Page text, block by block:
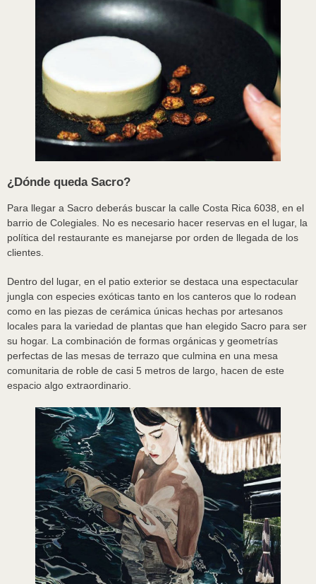
¿Dónde queda Sacro?
Para llegar a Sacro deberás buscar la calle Costa Rica 6038, en el
barrio de Colegiales. No es necesario hacer reservas en el lugar, la
política del restaurante es manejarse por orden de llegada de los
clientes.
Dentro del lugar, en el patio exterior se destaca una espectacular
jungla con especies exóticas tanto en los canteros que lo rodean
como en las piezas de cerámica únicas hechas por artesanos
locales para la variedad de plantas que han elegido Sacro para ser
su hogar. La combinación de formas orgánicas y geometrías
perfectas de las mesas de terrazo que culmina en una mesa
comunitaria de roble de casi 5 metros de largo, hacen de este
espacio algo extraordinario.